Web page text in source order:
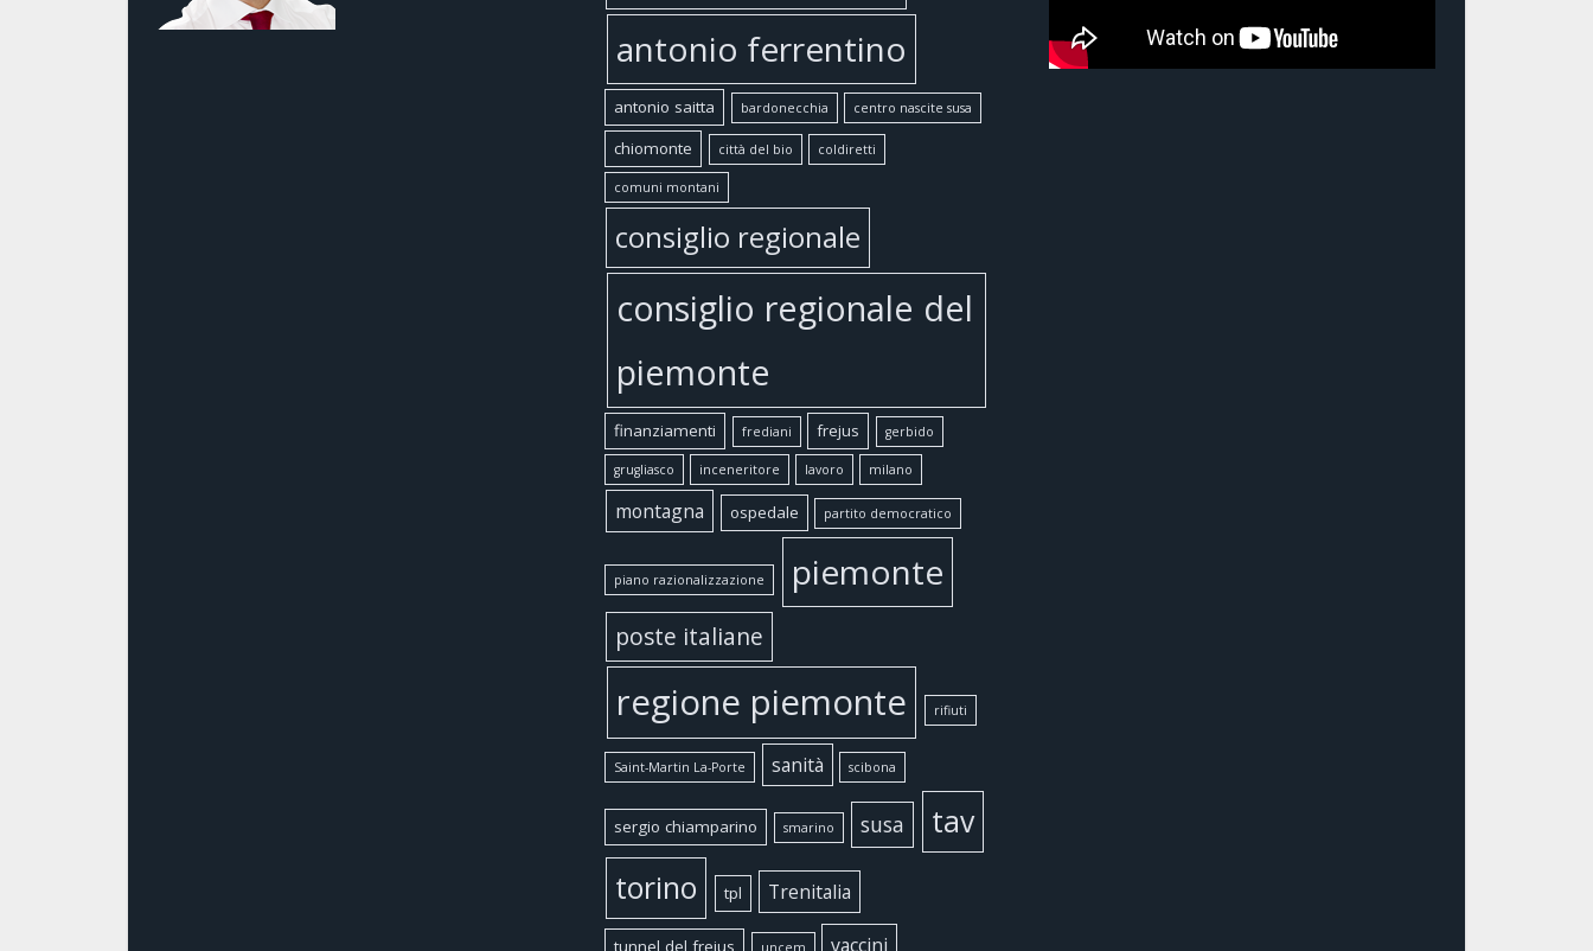
antonio ferrentino
antonio saitta bardonecchia centro nascite susa
chiomonte città del bio coldiretti
comuni montani
consiglio regionale
consiglio regionale del
piemonte
finanziamenti frediani frejus gerbido
grugliasco inceneritore lavoro milano
montagna ospedale partito democratico
piano razionalizzazione piemonte
poste italiane
regione piemonte rifiuti
Saint-Martin La-Porte sanità scibona
sergio chiamparino smarino susa
tav
torino
tpl Trenitalia
tunnel del frejus uncem vaccini